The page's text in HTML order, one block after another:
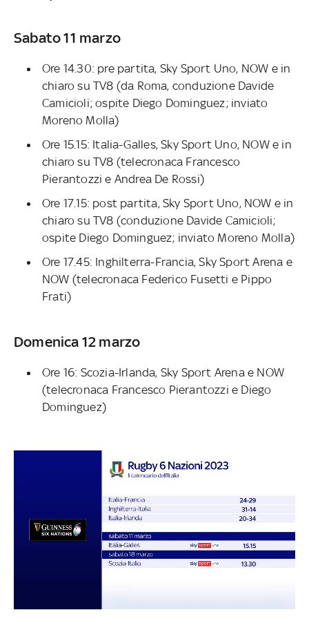
Sabato 11 marzo
Ore 14.30: pre partita, Sky Sport Uno, NOW e in
chiaro su TV8 (da Roma, conduzione Davide
Camicioli; ospite Diego Dominguez; inviato
Moreno Molla)
Ore 15.15: Italia-Galles, Sky Sport Uno, NOW e in
chiaro su TV8 (telecronaca Francesco
Pierantozzi e Andrea De Rossi)
Ore 17.15: post partita, Sky Sport Uno, NOW e in
chiaro su TV8 (conduzione Davide Camicioli;
ospite Diego Dominguez; inviato Moreno Molla)
Ore 17.45: Inghilterra-Francia, Sky Sport Arena e
NOW (telecronaca Federico Fusetti e Pippo
Frati)
Domenica 12 marzo
Ore 16: Scozia-Irlanda, Sky Sport Arena e NOW
(telecronaca Francesco Pierantozzi e Diego
Dominguez)